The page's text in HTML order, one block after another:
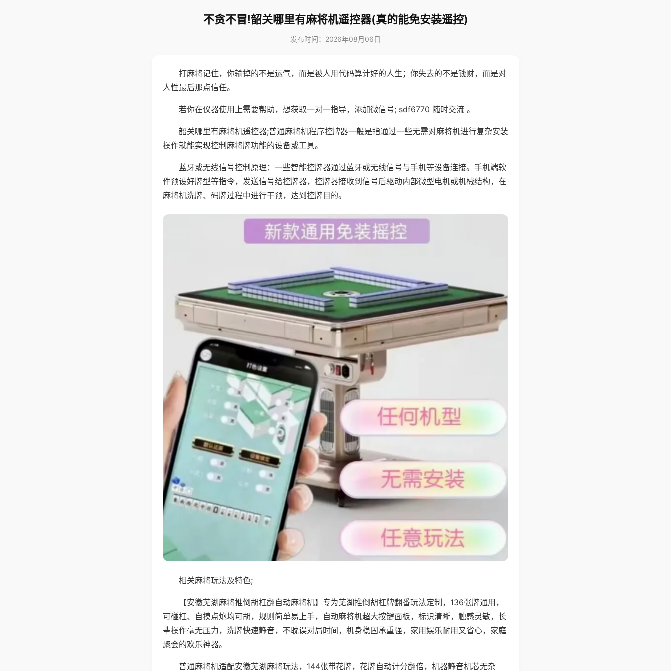
不贪不冒!韶关哪里有麻将机遥控器(真的能免安装遥控)
发布时间：2026年08月06日
打麻将记住，你输掉的不是运气，而是被人用代码算计好的人生；你失去的不是钱财，而是对
人性最后那点信任。
若你在仪器使用上需要帮助，想获取一对一指导，添加微信号; sdf6770 随时交流 。
韶关哪里有麻将机遥控器;普通麻将机程序控牌器一般是指通过一些无需对麻将机进行复杂安装
操作就能实现控制麻将牌功能的设备或工具。
蓝牙或无线信号控制原理：一些智能控牌器通过蓝牙或无线信号与手机等设备连接。手机端软
件预设好牌型等指令，发送信号给控牌器，控牌器接收到信号后驱动内部微型电机或机械结构，在
麻将机洗牌、码牌过程中进行干预，达到控牌目的。
相关麻将玩法及特色;
【安徽芜湖麻将推倒胡杠翻自动麻将机】专为芜湖推倒胡杠牌翻番玩法定制，136张牌通用，
可碰杠、自摸点炮均可胡，规则简单易上手，自动麻将机超大按键面板，标识清晰，触感灵敏，长
辈操作毫无压力，洗牌快速静音，不耽误对局时间，机身稳固承重强，家用娱乐耐用又省心，家庭
聚会的欢乐神器。
普通麻将机适配安徽芜湖麻将玩法，144张带花牌，花牌自动计分翻倍，机器静音机芯无杂